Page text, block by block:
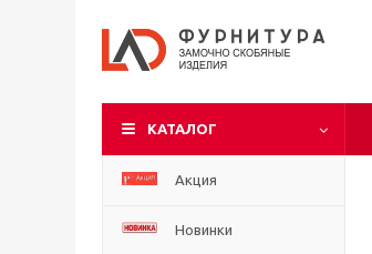
КАТАЛОГ
Акция
Новинки